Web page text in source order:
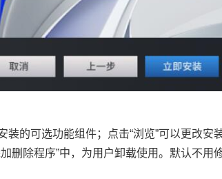
装的可选功能组件；点击“浏览”可以更改安
删除程序”中，为用户卸载使用。默认不用